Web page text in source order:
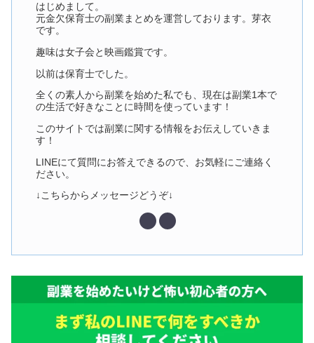
はじめまして。
元金欠保育士の副業まとめを運営しております。芽衣
です。
趣味は女子会と映画鑑賞です。
以前は保育士でした。
全くの素人から副業を始めた私でも、現在は副業1本で
の生活で好きなことに時間を使っています！
このサイトでは副業に関する情報をお伝えしていきま
す！
LINEにて質問にお答えできるので、お気軽にご連絡く
ださい。
↓こちらからメッセージどうぞ↓